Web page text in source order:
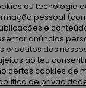
ou
pessoal
e
anúncios
dos
ao teu
certos cookies de
de